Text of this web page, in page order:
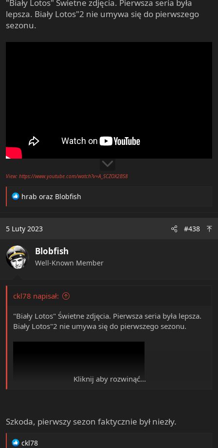
"Biały Lotos" Świetne zdjęcia. Pierwsza seria była
lepsza. Biały Lotos"2 nie umywa się do pierwszego
sezonu.
View: https://www.youtube.com/watch?v=A_SCZOX2BS8
R
t
o
n
s
hrab oraz Blobfish
5 Luty 2023 #438
Blobfish
Well-Known Member
ckl78 napisał:
"Biały Lotos" Świetne zdjęcia. Pierwsza seria była lepsza.
Biały Lotos"2 nie umywa się do pierwszego sezonu.
Kliknij aby rozwinąć...
Szkoda, pierwszy sezon faktycznie był niezły.
R
ckl78